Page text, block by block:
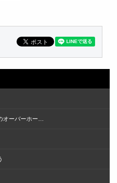
オーバーホー…